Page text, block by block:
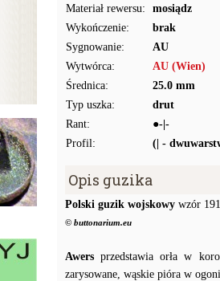
Materiał rewersu:
mosiądz
Wykończenie:
brak
Sygnowanie:
AU
Wytwórca:
AU (Wien)
Średnica:
25.0 mm
Typ uszka:
drut
Rant:
●-|-
Profil:
(| -
Opis guzika
Polski guzik wojskowy wzór
© buttonarium.eu
Awers przedstawia orła w
zarysowane, wąskie pióra w